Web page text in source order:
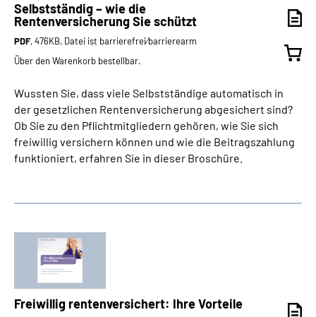
Selbstständig – wie die
Rentenversicherung Sie schützt
PDF, 476KB, Datei ist barrierefrei⁄barrierearm
Über den Warenkorb bestellbar.
Wussten Sie, dass viele Selbstständige automatisch in
der gesetzlichen Rentenversicherung abgesichert sind?
Ob Sie zu den Pflichtmitgliedern gehören, wie Sie sich
freiwillig versichern können und wie die Beitragszahlung
funktioniert, erfahren Sie in dieser Broschüre.
Freiwillig rentenversichert: Ihre Vorteile